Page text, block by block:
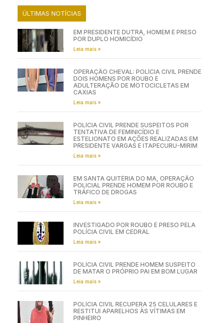
ÚLTIMAS NOTÍCIAS
EM PRESIDENTE DUTRA, HOMEM É PRESO
POR DUPLO HOMICÍDIO
Leia mais »
OPERAÇÃO CHEVAL: POLÍCIA CIVIL PRENDE
DOIS HOMENS POR ROUBO E
ADULTERAÇÃO DE MOTOCICLETAS EM
CAXIAS
Leia mais »
POLÍCIA CIVIL PRENDE SUSPEITOS POR
TENTATIVA DE FEMINICÍDIO E
ESTELIONATO EM AÇÕES REALIZADAS EM
PRESIDENTE VARGAS E ITAPECURU-MIRIM
Leia mais »
EM SANTA QUITÉRIA DO MA, OPERAÇÃO
POLICIAL PRENDE HOMEM POR ROUBO E
TRÁFICO DE DROGAS
Leia mais »
INVESTIGADO POR ROUBO É PRESO PELA
POLÍCIA CIVIL EM CEDRAL
Leia mais »
POLÍCIA CIVIL PRENDE HOMEM SUSPEITO
DE MATAR O PRÓPRIO PAI EM BOM LUGAR
Leia mais »
POLÍCIA CIVIL RECUPERA 25 CELULARES E
RESTITUI APARELHOS ÀS VÍTIMAS EM
PINHEIRO